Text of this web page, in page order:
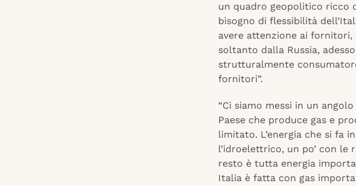
un quadro geopolitico ricco
bisogno di flessibilità
avere attenzione ai fornitori,
soltanto dalla Russia,
strutturalmente
fornitori”.
“Ci siamo messi in un
Paese che produce gas e
limitato. L’energia che si fa
l’idroelettrico, un po’ con le
resto è tutta energia
Italia è fatta con gas